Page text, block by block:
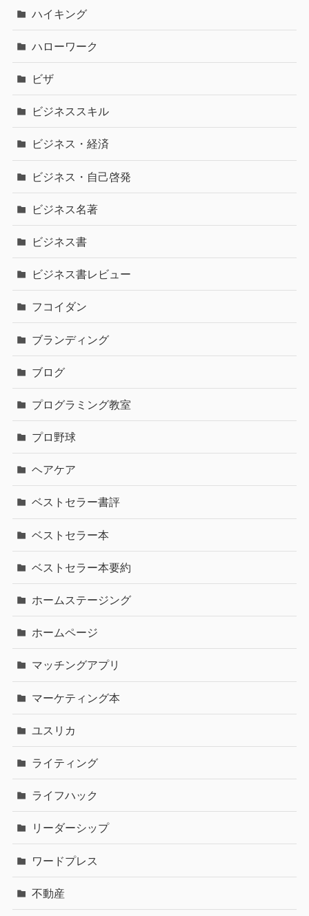
ハイキング
ハローワーク
ビザ
ビジネススキル
ビジネス・経済
ビジネス・自己啓発
ビジネス名著
ビジネス書
ビジネス書レビュー
フコイダン
ブランディング
ブログ
プログラミング教室
プロ野球
ヘアケア
ベストセラー書評
ベストセラー本
ベストセラー本要約
ホームステージング
ホームページ
マッチングアプリ
マーケティング本
ユスリカ
ライティング
ライフハック
リーダーシップ
ワードプレス
不動産